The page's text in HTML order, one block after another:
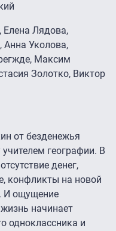
Елена Лядова,
Анна Уколова,
Максим
Золотко, Виктор
от безденежья
географии. В
денег,
конфликты на новой
И ощущение
начинает
одноклассника и